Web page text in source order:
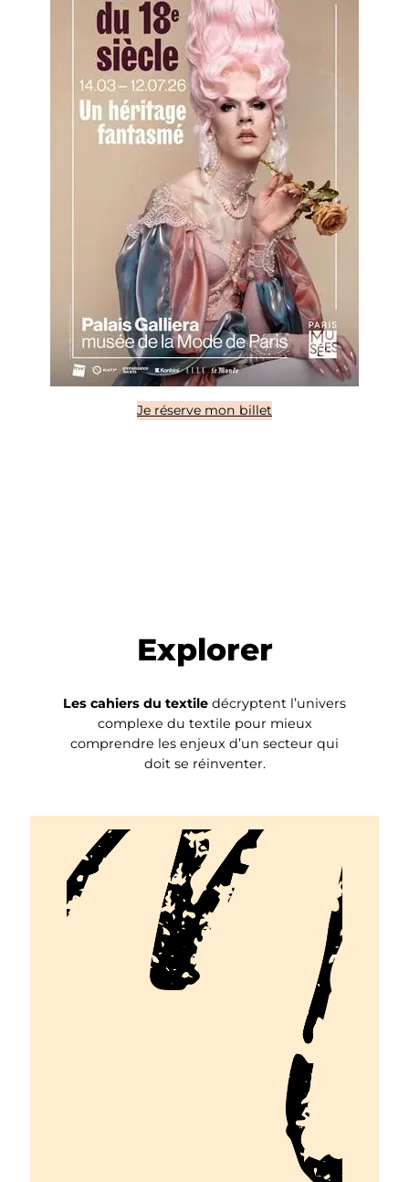
Je réserve mon billet
Explorer
Les cahiers du textile décryptent l’univers
complexe du textile pour mieux
comprendre les enjeux d’un secteur qui
doit se réinventer.